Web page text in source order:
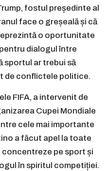
fostul președinte al
face o greșeală și că
o oportunitate
dialogul între
sportul ar trebui să
de conflictele politice.
FIFA, a intervenit de
Cupei Mondiale
cele mai importante
a făcut apel la toate
pe sport și
în spiritul competiției.